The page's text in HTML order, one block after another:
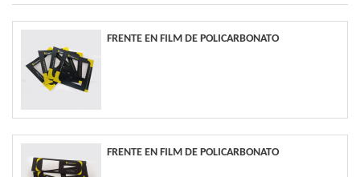
FRENTE EN FILM DE POLICARBONATO
FRENTE EN FILM DE POLICARBONATO